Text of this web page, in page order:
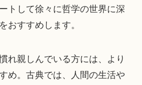
トして徐々に哲学の世界に深
おすすめします。
れ親しんでいる方には、より
め。古典では、人間の生活や